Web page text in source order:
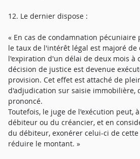
12. Le dernier dispose :
« En cas de condamnation pécuniaire
le taux de l'intérêt légal est majoré de
l'expiration d'un délai de deux mois à
décision de justice est devenue
provision. Cet effet est attaché de
d'adjudication sur saisie immobilière,
prononcé.
Toutefois, le juge de l'exécution peut,
débiteur ou du créancier, et en
du débiteur, exonérer celui-ci de
réduire le montant. »